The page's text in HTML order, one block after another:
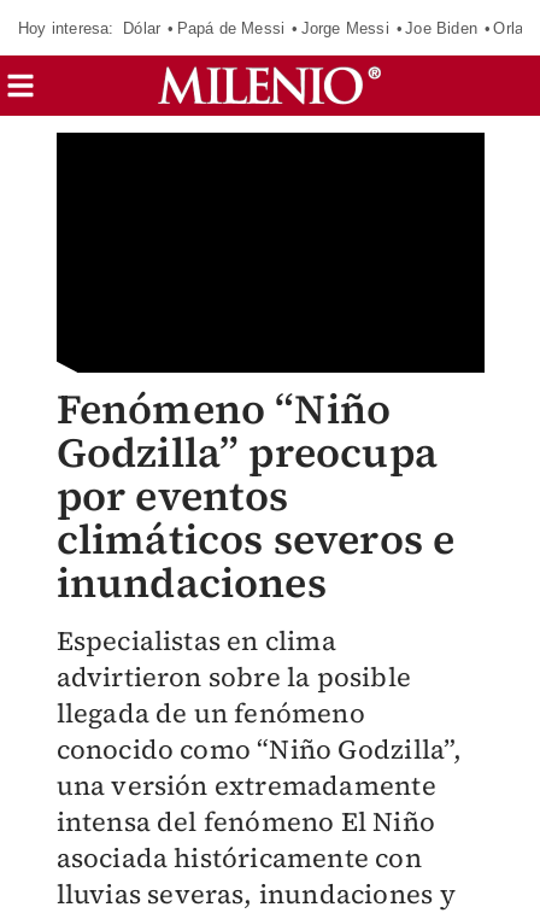
Hoy interesa: Dólar Papá de Messi Jorge Messi Joe Biden
Fenómeno “Niño
Godzilla” preocupa
por eventos
climáticos severos e
inundaciones
Especialistas en clima
advirtieron sobre la posible
llegada de un fenómeno
conocido como “Niño Godzilla”,
una versión extremadamente
intensa del fenómeno El Niño
asociada históricamente con
lluvias severas, inundaciones y